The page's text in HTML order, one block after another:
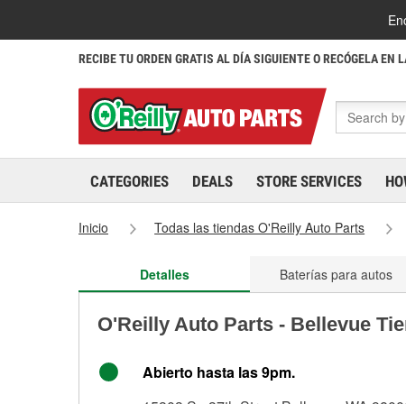
RECIBE TU ORDEN GRATIS AL DÍA SIGUIENTE O RECÓGELA EN
CATEGORIES DEALS STORE SERVICES
Inicio Todas las tiendas O'Reilly Auto Parts
Detalles Baterías para autos
O'Reilly Auto Parts - Bellevue
Abierto hasta las 9pm.